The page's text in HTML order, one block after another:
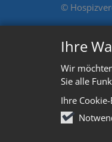
Ihre
Wir
Sie alle
Ihre
©